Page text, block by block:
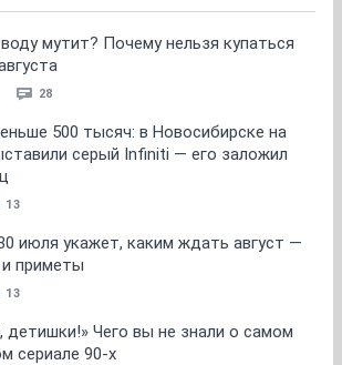
мутит? Почему нельзя купаться
28
500 тысяч: в Новосибирске на
серый Infiniti — его заложил
13
июля укажет, каким ждать август —
приметы
13
детишки!» Чего вы не знали о самом
сериале 90-х